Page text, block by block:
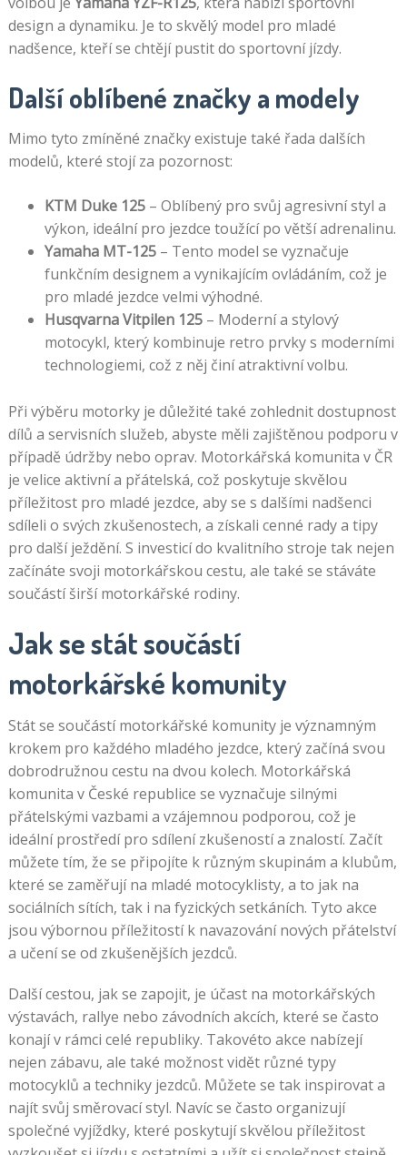
design a dynamiku. Je to skvělý model pro mladé
nadšence, kteří se chtějí pustit do sportovní jízdy.
Další oblíbené značky a modely
Mimo tyto zmíněné značky existuje také řada dalších
modelů, které stojí za pozornost:
KTM Duke 125– Oblíbený pro svůj agresivní styl a
výkon, ideální pro jezdce toužící po větší adrenalinu.
Yamaha MT-125– Tento model se vyznačuje
funkčním designem a vynikajícím ovládáním, což je
pro mladé jezdce velmi výhodné.
Husqvarna Vitpilen 125– Moderní a stylový
motocykl, který kombinuje retro prvky s moderními
technologiemi, což z něj činí atraktivní volbu.
Při výběru motorky je důležité také zohlednit dostupnost
dílů a servisních služeb, abyste měli zajištěnou podporu v
případě údržby nebo oprav. Motorkářská komunita v ČR
je velice aktivní a přátelská, což poskytuje skvělou
příležitost pro mladé jezdce, aby se s dalšími nadšenci
sdíleli o svých zkušenostech, a získali cenné rady a tipy
pro další ježdění. S investicí do kvalitního stroje tak nejen
začínáte svoji motorkářskou cestu, ale také se stáváte
součástí širší motorkářské rodiny.
Jak se stát součástí
motorkářské komunity
Stát se součástí motorkářské komunity je významným
krokem pro každého mladého jezdce, který začíná svou
dobrodružnou cestu na dvou kolech. Motorkářská
komunita v České republice se vyznačuje silnými
přátelskými vazbami a vzájemnou podporou, což je
ideální prostředí pro sdílení zkušeností a znalostí. Začít
můžete tím, že se připojíte k různým skupinám a klubům,
které se zaměřují na mladé motocyklisty, a to jak na
sociálních sítích, tak i na fyzických setkáních. Tyto akce
jsou výbornou příležitostí k navazování nových přátelství
a učení se od zkušenějších jezdců.
Další cestou, jak se zapojit, je účast na motorkářských
výstavách, rallye nebo závodních akcích, které se často
konají v rámci celé republiky. Takovéto akce nabízejí
nejen zábavu, ale také možnost vidět různé typy
motocyklů a techniky jezdců. Můžete se tak inspirovat a
najít svůj směrovací styl. Navíc se často organizují
společné vyjíždky, které poskytují skvělou příležitost